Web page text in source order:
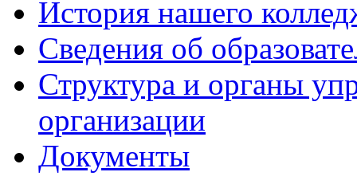
История нашего
Сведения об
Структура и органы
организации
Документы